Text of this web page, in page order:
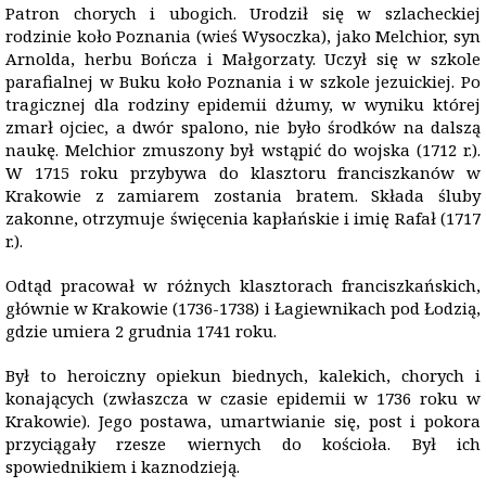
Patron chorych i ubogich. Urodził się w szlacheckiej
rodzinie koło Poznania (wieś Wysoczka), jako Melchior, syn
Arnolda, herbu Bończa i Małgorzaty. Uczył się w szkole
parafialnej w Buku koło Poznania i w szkole jezuickiej. Po
tragicznej dla rodziny epidemii dżumy, w wyniku której
zmarł ojciec, a dwór spalono, nie było środków na dalszą
naukę. Melchior zmuszony był wstąpić do wojska (1712 r.).
W 1715 roku przybywa do klasztoru franciszkanów w
Krakowie z zamiarem zostania bratem. Składa śluby
zakonne, otrzymuje święcenia kapłańskie i imię Rafał (1717
r.).
Odtąd pracował w różnych klasztorach franciszkańskich,
głównie w Krakowie (1736-1738) i Łagiewnikach pod Łodzią,
gdzie umiera 2 grudnia 1741 roku.
Był to heroiczny opiekun biednych, kalekich, chorych i
konających (zwłaszcza w czasie epidemii w 1736 roku w
Krakowie). Jego postawa, umartwianie się, post i pokora
przyciągały rzesze wiernych do kościoła. Był ich
spowiednikiem i kaznodzieją.